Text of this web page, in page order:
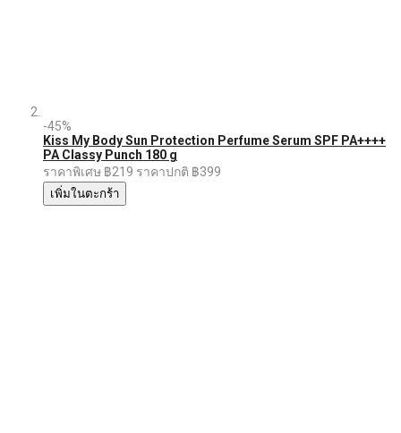
-45%
Kiss My Body Sun Protection Perfume Serum SPF PA++++
PA Classy Punch 180 g
ราคาพิเศษ ฿219 ราคาปกติ ฿399
เพิ่มในตะกร้า